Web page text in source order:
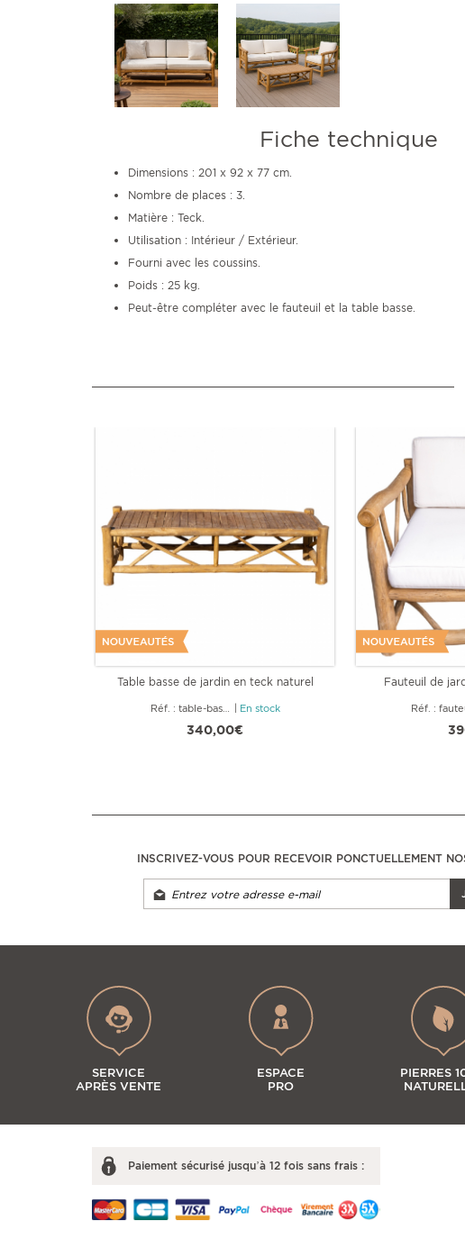
Fiche technique
Dimensions : 201 x 92 x 77 cm.
Nombre de places : 3.
Matière : Teck.
Utilisation : Intérieur / Extérieur.
Fourni avec les coussins.
Poids : 25 kg.
Peut-être compléter avec le fauteuil et la table basse.
Table basse de jardin en teck naturel
Réf. : table-basse-jardin-140 En stock
340,00€
Fauteuil de
INSCRIVEZ-VOUS POUR RECEVOIR PONCTUELLEMENT
SERVICE
APRÈS VENTE
ESPACE
PRO
PIERRES
Paiement sécurisé jusqu’à 12 fois sans frais :